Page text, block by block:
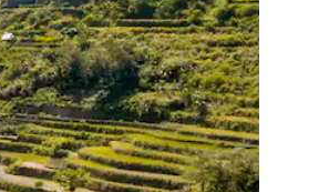
та вниз або жести дотику та гортання.